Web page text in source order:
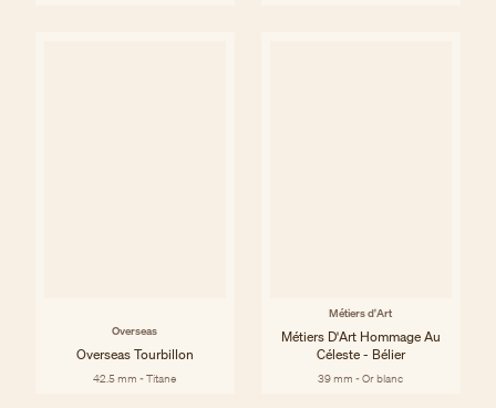
Overseas
Overseas Tourbillon
42.5 mm - Titane
Métiers d'Art
Métiers D'Art Hommage Au
Céleste - Bélier
39 mm - Or blanc